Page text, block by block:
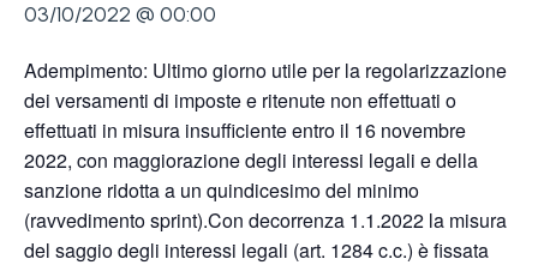
03/10/2022 @ 00:00
Adempimento: Ultimo giorno utile per la regolarizzazione
dei versamenti di imposte e ritenute non effettuati o
effettuati in misura insufficiente entro il 16 novembre
2022, con maggiorazione degli interessi legali e della
sanzione ridotta a un quindicesimo del minimo
(ravvedimento sprint).Con decorrenza 1.1.2022 la misura
del saggio degli interessi legali (art. 1284 c.c.) è fissata